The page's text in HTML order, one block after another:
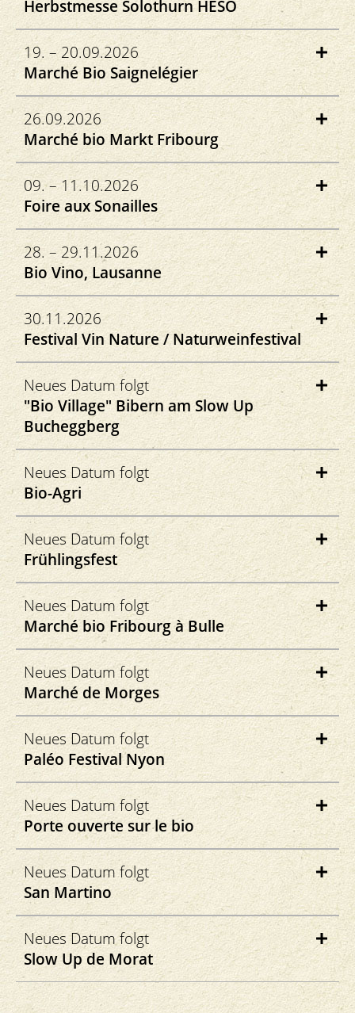
1001gemuese.ch
Herbstmesse Solothurn HESO
Baselstrasse 3a
4500 Solothurn
heso.ch
19. – 20.09.2026
Marché Bio Saignelégier
Rue du Marché-Concours 90
2350 Saignelégier
marchebiojura.ch
26.09.2026
Marché bio Markt Fribourg
Place George Python
1700 Fribourg
marchebio-fribourg.ch
09. – 11.10.2026
Foire aux Sonailles
Dans les rues du village
1323 Romainmôtier
swissisland.ch
28. – 29.11.2026
Bio Vino, Lausanne
Espace Amaretto
Lausanne
bio-vino.ch
30.11.2026
Festival Vin Nature / Naturweinfestival
Zürich
vin-nature.ch
Neues Datum folgt
"Bio Village" Bibern am Slow Up
Bucheggberg
Hauptstrasse
4578 Bibern
slowup.ch
Neues Datum folgt
Bio-Agri
Place de la Gare
1510 Moudon
bio-agri.ch
Neues Datum folgt
Frühlingsfest
Goltern 19
4578 Bibern
fruehlingsfest.ch
Neues Datum folgt
Marché bio Fribourg à Bulle
Place du marché
1630 Bulle
marchebio-fribourg.ch
Neues Datum folgt
Marché de Morges
Rue Place du Casino
1110 Morges
Neues Datum folgt
Paléo Festival Nyon
Nyon
Paléo Festival
Neues Datum folgt
Porte ouverte sur le bio
Datum und Ort folgt
Neues Datum folgt
San Martino
Via S. Martino
6850 Mendrisio
Neues Datum folgt
Slow Up de Morat
Slow Up Murtensee